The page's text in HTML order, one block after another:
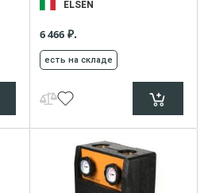
ELSEN
6 466 ₽.
есть на складе